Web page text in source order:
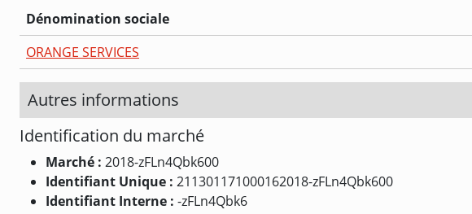
Dénomination sociale
ORANGE SERVICES
Autres informations
Identification du marché
Marché : 2018-zFLn4Qbk600
Identifiant Unique : 211301171000162018-zFLn4Qbk600
Identifiant Interne : -zFLn4Qbk6